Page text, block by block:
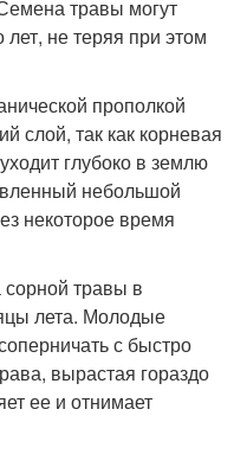
травы могут
не теряя при этом
прополкой
слой, так как корневая
глубоко в землю
небольшой
некоторое время
травы в
лета. Молодые
с быстро
вырастая гораздо
ее и отнимает